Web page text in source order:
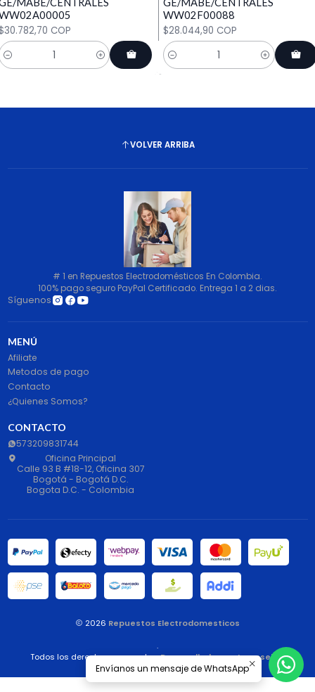
COP
WW02F00088
$28.044,90 COP
Cantidad
VOLVER ARRIBA
# 1 en Repuestos Electrodomésticos En Colombia.
100% pago seguro PayPal Certificado. Entrega 1 a 2 dias.
Síguenos
MENÚ
Afiliate
Metodos de pago
Contacto
¿Quienes Somos?
CONTACTO
573209831744
Oficina Principal
Calle 93 B #18-12, Oficina 307
Bogotá - Bogotá D.C.
Bogota D.C. - Colombia
2026 Repuestos Electrodomesticos
.
Todos los derechos reservados.Desarrollado por Jumpseller.
Envíanos un mensaje de WhatsApp